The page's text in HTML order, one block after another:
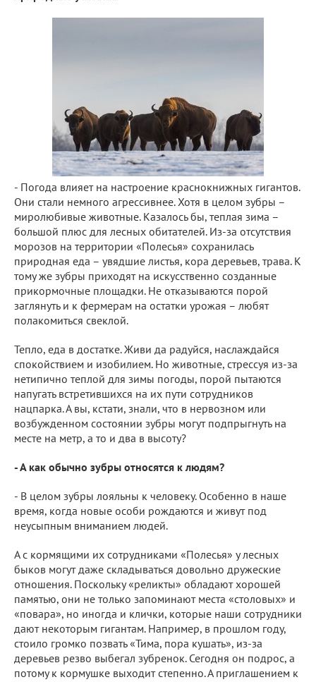
- Погода влияет на настроение краснокнижных гигантов.
Они стали немного агрессивнее. Хотя в целом зубры –
миролюбивые животные. Казалось бы, теплая зима –
большой плюс для лесных обитателей. Из-за отсутствия
морозов на территории «Полесья» сохранилась
природная еда – увядшие листья, кора деревьев, трава. К
тому же зубры приходят на искусственно созданные
прикормочные площадки. Не отказываются порой
заглянуть и к фермерам на остатки урожая – любят
полакомиться свеклой.
Тепло, еда в достатке. Живи да радуйся, наслаждайся
спокойствием и изобилием. Но животные, стрессуя из-за
нетипично теплой для зимы погоды, порой пытаются
напугать встретившихся на их пути сотрудников
нацпарка. А вы, кстати, знали, что в нервозном или
возбужденном состоянии зубры могут подпрыгнуть на
месте на метр, а то и два в высоту?
- А как обычно зубры относятся к людям?
- В целом зубры лояльны к человеку. Особенно в наше
время, когда новые особи рождаются и живут под
неусыпным вниманием людей.
А с кормящими их сотрудниками «Полесья» у лесных
быков могут даже складываться довольно дружеские
отношения. Поскольку «реликты» обладают хорошей
памятью, они не только запоминают места «столовых» и
«повара», но иногда и клички, которые наши сотрудники
дают некоторым гигантам. Например, в прошлом году,
стоило громко позвать «Тима, пора кушать», из-за
деревьев резво выбегал зубренок. Сегодня он подрос, а
потому к кормушке выходит степенно. А приглашением к